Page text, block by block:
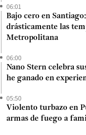
06:01
Bajo cero en
drásticamente las
Metropolitana
06:00
Nano Stern celebra
he ganado en
05:50
Violento turbazo en
armas de fuego a